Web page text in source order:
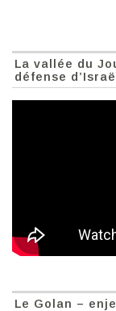
La vallée du
défense d’Israël
Le Golan –